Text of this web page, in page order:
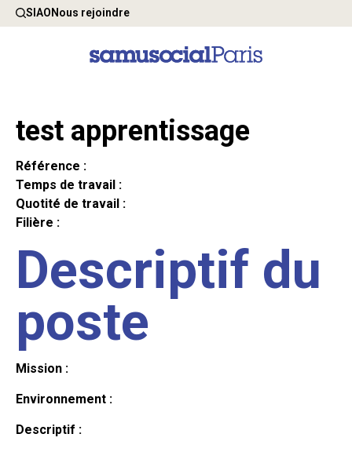
SIAONous rejoindre
test apprentissage
Référence :
Temps de travail :
Quotité de travail :
Filière :
Descriptif du
poste
Mission :
Environnement :
Descriptif :